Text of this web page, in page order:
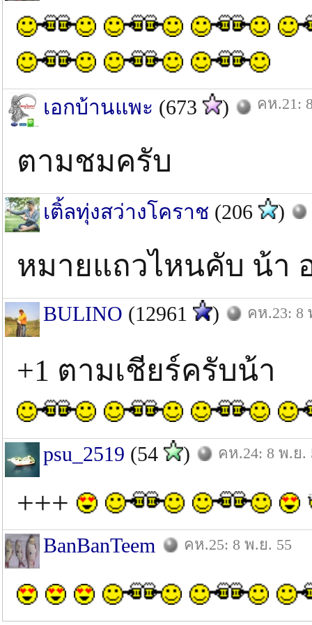
เอกบ้านแพะ (673 ) คห.21:
ตามชมครับ
เติ้ลทุ่งสว่างโคราช (206 )
หมายแถวไหนคับ น้า
BULINO (12961 ) คห.23: 8
+1 ตามเชียร์ครับน้า
psu_2519 (54 ) คห.24: 8 พ.ย.
+++
BanBanTeem คห.25: 8 พ.ย. 55